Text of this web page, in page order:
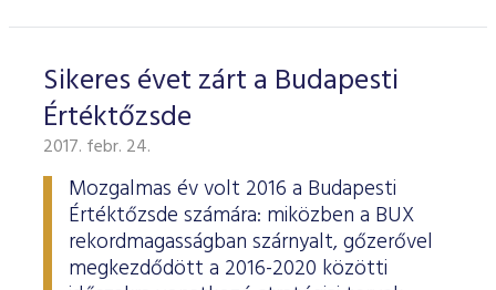
Sikeres évet zárt a Budapesti
Értéktőzsde
2017. febr. 24.
Mozgalmas év volt 2016 a Budapesti
Értéktőzsde számára: miközben a BUX
rekordmagasságban szárnyalt, gőzerővel
megkezdődött a 2016-2020 közötti